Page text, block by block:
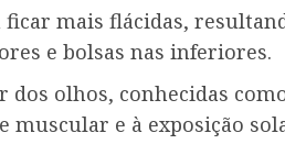
ficar mais flácidas,
e bolsas nas inferiores.
dos olhos, conhecidas
muscular e à exposição